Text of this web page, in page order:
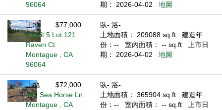
96064
期： 2026-04-02
地圖
土地
$77,000
0 Unit 5 Lot 121
Raven Ct.
Montague , CA
96064
臥- 浴-
土地面積： 209088 sq.ft
建造年
份：--
室內面積： -- sq.ft
上市日
期： 2026-04-02
地圖
土地
$72,000
441 Sea Horse Ln
Montague , CA
臥- 浴-
土地面積： 365904 sq.ft
建造年
份：--
室內面積： -- sq.ft
上市日